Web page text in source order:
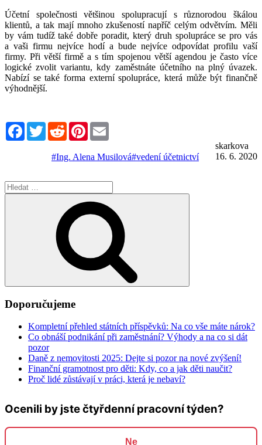
Účetní společnosti většinou spolupracují s různorodou škálou
klientů, a tak mají mnoho zkušeností napříč celým odvětvím. Měli
by vám tudíž také dobře poradit, který druh spolupráce se pro vás
a vaši firmu nejvíce hodí a bude nejvíce odpovídat profilu vaší
firmy. Při větší firmě a s tím spojenou větší agendou je často více
logické zvolit variantu, kdy zaměstnáte účetního na plný úvazek.
Nabízí se také forma externí spolupráce, která může být finančně
výhodnější.
FacebookTwitterRedditPinterest
skarkova
16. 6. 2020
#Ing. Alena Musilová#vedení účetnictví
Hledat:
Doporučujeme
Kompletní přehled státních příspěvků: Na co vše máte nárok?
Co obnáší podnikání při zaměstnání? Výhody a na co si dát
pozor
Daně z nemovitosti 2025: Dejte si pozor na nové zvýšení!
Finanční gramotnost pro děti: Kdy, co a jak děti naučit?
Proč lidé zůstávají v práci, která je nebaví?
Ocenili by jste čtyřdenní pracovní týden?
Ne